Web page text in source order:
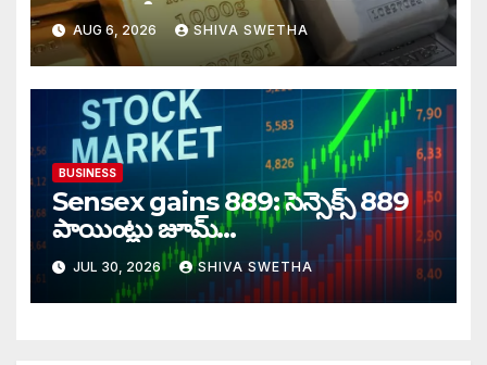
పెరిగిన తులం రేటు…
AUG 6, 2026 SHIVA SWETHA
BUSINESS
Sensex gains 889: సెన్సెక్స్ 889
పాయింట్లు జూమ్‌‌…
JUL 30, 2026 SHIVA SWETHA